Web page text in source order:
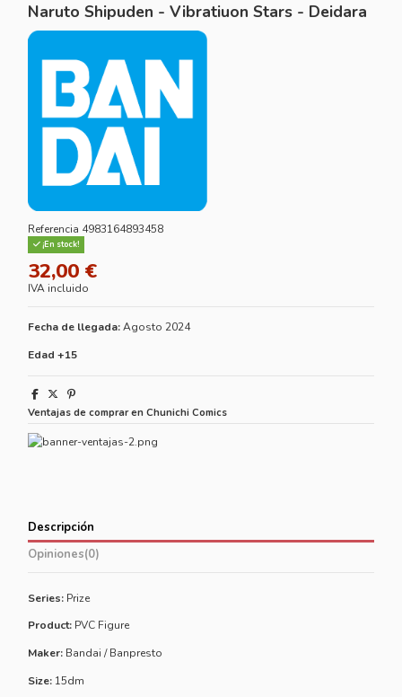
Naruto Shipuden - Vibratiuon Stars - Deidara
Referencia 4983164893458
¡En stock!
32,00 €
IVA incluido
Fecha de llegada:Agosto 2024
Edad +15
Ventajas de comprar en Chunichi Comics
Descripción
Opiniones(0)
Series: Prize
Product: PVC Figure
Maker: Bandai / Banpresto
Size: 15dm